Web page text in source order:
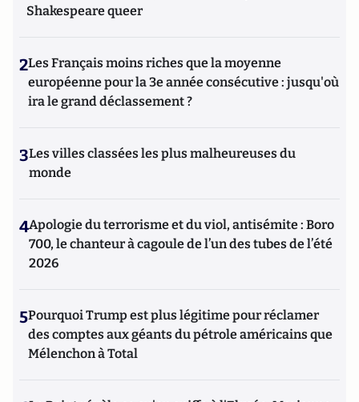
Shakespeare queer
2Les Français moins riches que la moyenne
européenne pour la 3e année consécutive : jusqu'où
ira le grand déclassement ?
3Les villes classées les plus malheureuses du
monde
4Apologie du terrorisme et du viol, antisémite : Boro
700, le chanteur à cagoule de l’un des tubes de l’été
2026
5Pourquoi Trump est plus légitime pour réclamer
des comptes aux géants du pétrole américains que
Mélenchon à Total